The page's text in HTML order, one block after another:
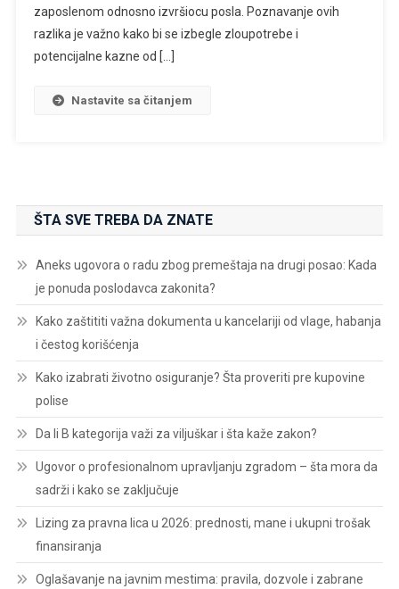
zaposlenom odnosno izvršiocu posla. Poznavanje ovih
razlika je važno kako bi se izbegle zloupotrebe i
potencijalne kazne od […]
Nastavite sa čitanjem
ŠTA SVE TREBA DA ZNATE
Aneks ugovora o radu zbog premeštaja na drugi posao: Kada
je ponuda poslodavca zakonita?
Kako zaštititi važna dokumenta u kancelariji od vlage, habanja
i čestog korišćenja
Kako izabrati životno osiguranje? Šta proveriti pre kupovine
polise
Da li B kategorija važi za viljuškar i šta kaže zakon?
Ugovor o profesionalnom upravljanju zgradom – šta mora da
sadrži i kako se zaključuje
Lizing za pravna lica u 2026: prednosti, mane i ukupni trošak
finansiranja
Oglašavanje na javnim mestima: pravila, dozvole i zabrane